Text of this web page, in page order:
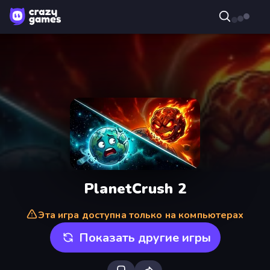
PlanetCrush 2
Эта игра доступна только на компьютерах
Показать другие игры